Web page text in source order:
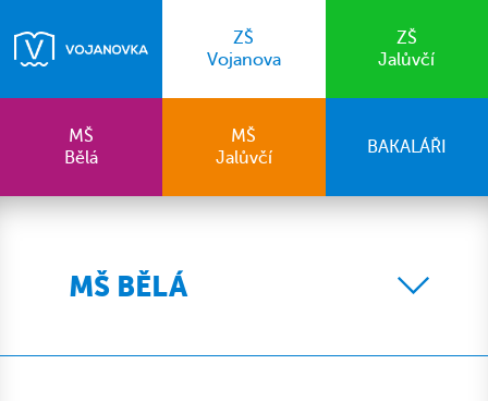
ZŠ
Vojanova
ZŠ
Jalůvčí
MŠ
Bělá
MŠ
Jalůvčí
BAKALÁŘI
MŠ BĚLÁ